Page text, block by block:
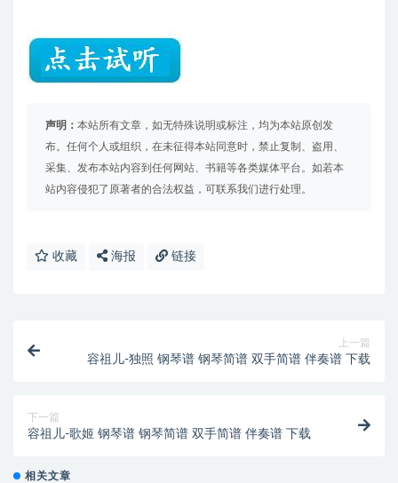
声明： 本站所有文章，如无特殊说明或标注，均为本站原创发
布。任何个人或组织，在未征得本站同意时，禁止复制、盗用、
采集、发布本站内容到任何网站、书籍等各类媒体平台。如若本
站内容侵犯了原著者的合法权益，可联系我们进行处理。
收藏 海报 链接
上一篇
容祖儿-独照 钢琴谱 钢琴简谱 双手简谱 伴奏谱 下载
下一篇
容祖儿-歌姬 钢琴谱 钢琴简谱 双手简谱 伴奏谱 下载
相关文章